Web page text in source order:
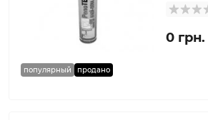
популярный продано
0 грн.